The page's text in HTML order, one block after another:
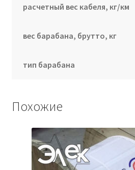
расчетный вес кабеля, кг/км
вес барабана, брутто, кг
тип барабана
Похожие